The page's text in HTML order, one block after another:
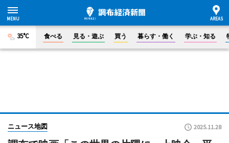
35°C 食べる 見る・遊ぶ 買う 暮らす・働く 学ぶ・知る
ニュース地図 2025.11.28